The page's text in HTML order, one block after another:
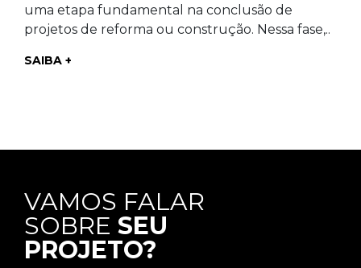
uma etapa fundamental na conclusão de
projetos de reforma ou construção. Nessa fase,..
SAIBA +
VAMOS FALAR
SOBRE SEU
PROJETO?